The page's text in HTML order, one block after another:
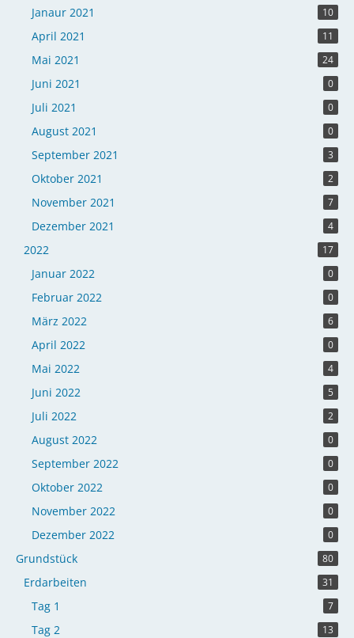
Janaur 2021 10
April 2021 11
Mai 2021 24
Juni 2021 0
Juli 2021 0
August 2021 0
September 2021 3
Oktober 2021 2
November 2021 7
Dezember 2021 4
2022 17
Januar 2022 0
Februar 2022 0
März 2022 6
April 2022 0
Mai 2022 4
Juni 2022 5
Juli 2022 2
August 2022 0
September 2022 0
Oktober 2022 0
November 2022 0
Dezember 2022 0
Grundstück 80
Erdarbeiten 31
Tag 1 7
Tag 2 13